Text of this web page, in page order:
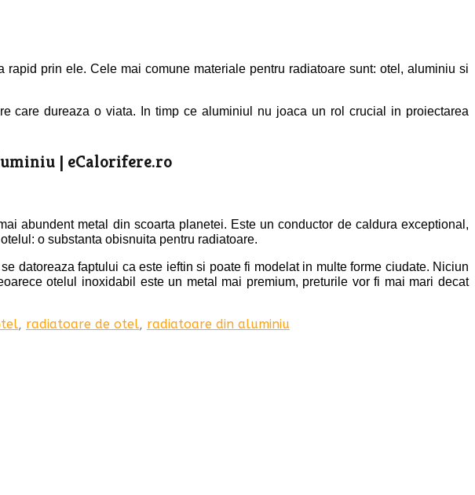
prin ele. Cele mai comune materiale pentru radiatoare sunt: otel, aluminiu si
care dureaza o viata. In timp ce aluminiul nu joaca un rol crucial in proiectarea
| eCalorifere.ro
abundent metal din scoarta planetei. Este un conductor de caldura exceptional,
o substanta obisnuita pentru radiatoare.
datoreaza faptului ca este ieftin si poate fi modelat in multe forme ciudate. Niciun
otelul inoxidabil este un metal mai premium, preturile vor fi mai mari decat
, radiatoare de otel, radiatoare din aluminiu